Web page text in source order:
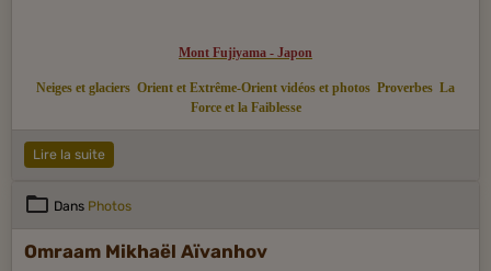
Mont Fujiyama - Japon
Neiges et glaciers Orient et Extrême-Orient vidéos et photos Proverbes La
Force et la Faiblesse
Lire la suite
Dans Photos
Omraam Mikhaël Aïvanhov